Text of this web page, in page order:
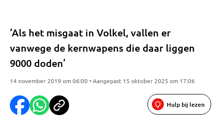
‘Als het misgaat in Volkel, vallen er
vanwege de kernwapens die daar liggen
9000 doden’
14 november 2019 om 06:00 • Aangepast 15 oktober 2025 om 17:06
Hulp bij lezen